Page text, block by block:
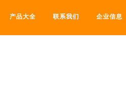
产品大全 联系我们 企业信息